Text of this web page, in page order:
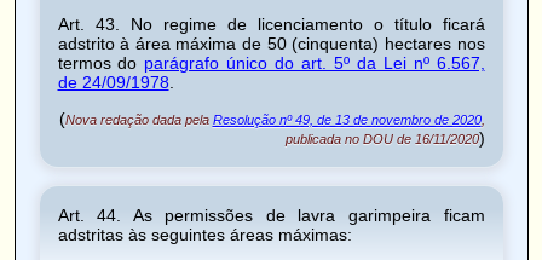
Art. 43. No regime de licenciamento o título ficará
adstrito à área máxima de 50 (cinquenta) hectares nos
termos do parágrafo único do art. 5º da Lei nº 6.567,
de 24/09/1978.
(Nova redação dada pela Resolução nº 49, de 13 de novembro de 2020,
publicada no DOU de 16/11/2020)
Art. 44. As permissões de lavra garimpeira ficam
adstritas às seguintes áreas máximas: